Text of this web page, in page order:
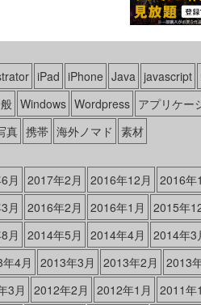
iPad iPhone Java javascript
Windows Wordpress アプリケー
真 携帯 海外ノマド 素材
月 2017年2月 2016年12月 2016年
月 2016年2月 2016年1月 2015年
月 2014年5月 2014年4月 2014年3
4月 2013年3月 2013年2月 2013
3月 2012年2月 2012年1月 2011年